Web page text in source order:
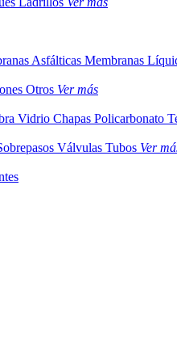
Asfálticas Membranas
Otros Ver más
Vidrio Chapas Policarbonato
Válvulas Tubos Ver